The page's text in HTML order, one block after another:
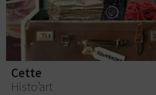
Cette
Histo’art